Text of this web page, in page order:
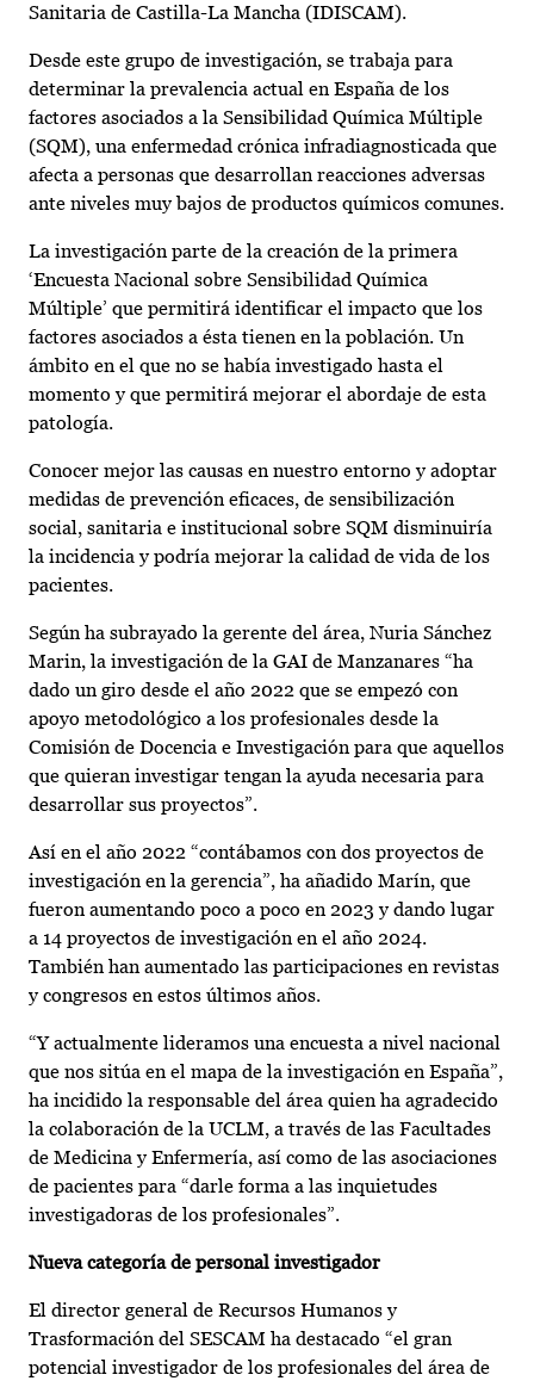
Sanitaria de Castilla-La Mancha (IDISCAM).
Desde este grupo de investigación, se trabaja para
determinar la prevalencia actual en España de los
factores asociados a la Sensibilidad Química Múltiple
(SQM), una enfermedad crónica infradiagnosticada que
afecta a personas que desarrollan reacciones adversas
ante niveles muy bajos de productos químicos comunes.
La investigación parte de la creación de la primera
‘Encuesta Nacional sobre Sensibilidad Química
Múltiple’ que permitirá identificar el impacto que los
factores asociados a ésta tienen en la población. Un
ámbito en el que no se había investigado hasta el
momento y que permitirá mejorar el abordaje de esta
patología.
Conocer mejor las causas en nuestro entorno y adoptar
medidas de prevención eficaces, de sensibilización
social, sanitaria e institucional sobre SQM disminuiría
la incidencia y podría mejorar la calidad de vida de los
pacientes.
Según ha subrayado la gerente del área, Nuria Sánchez
Marin, la investigación de la GAI de Manzanares “ha
dado un giro desde el año 2022 que se empezó con
apoyo metodológico a los profesionales desde la
Comisión de Docencia e Investigación para que aquellos
que quieran investigar tengan la ayuda necesaria para
desarrollar sus proyectos”.
Así en el año 2022 “contábamos con dos proyectos de
investigación en la gerencia”, ha añadido Marín, que
fueron aumentando poco a poco en 2023 y dando lugar
a 14 proyectos de investigación en el año 2024.
También han aumentado las participaciones en revistas
y congresos en estos últimos años.
“Y actualmente lideramos una encuesta a nivel nacional
que nos sitúa en el mapa de la investigación en España”,
ha incidido la responsable del área quien ha agradecido
la colaboración de la UCLM, a través de las Facultades
de Medicina y Enfermería, así como de las asociaciones
de pacientes para “darle forma a las inquietudes
investigadoras de los profesionales”.
Nueva categoría de personal investigador
El director general de Recursos Humanos y
Trasformación del SESCAM ha destacado “el gran
potencial investigador de los profesionales del área de